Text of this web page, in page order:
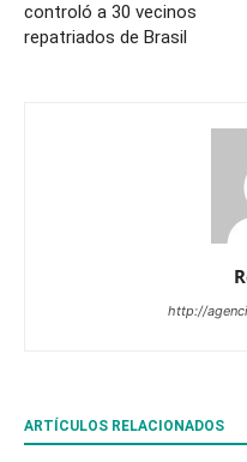
controló a 30 vecinos
repatriados de Brasil
http://
ARTÍCULOS RELACIONADOS